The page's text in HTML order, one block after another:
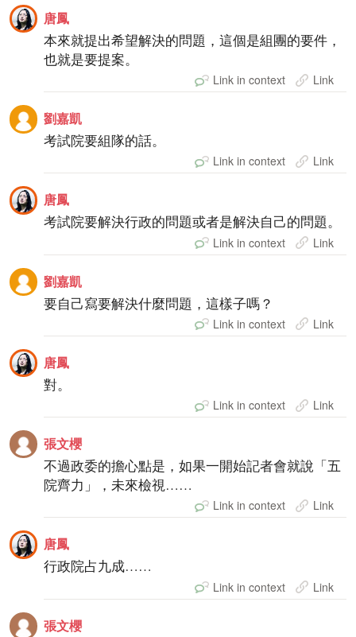
唐鳳
本來就提出希望解決的問題，這個是組團的要件，
也就是要提案。
Link in context Link
劉嘉凱
考試院要組隊的話。
Link in context Link
唐鳳
考試院要解決行政的問題或者是解決自己的問題。
Link in context Link
劉嘉凱
要自己寫要解決什麼問題，這樣子嗎？
Link in context Link
唐鳳
對。
Link in context Link
張文櫻
不過政委的擔心點是，如果一開始記者會就說「五
院齊力」，未來檢視……
Link in context Link
唐鳳
行政院占九成……
Link in context Link
張文櫻